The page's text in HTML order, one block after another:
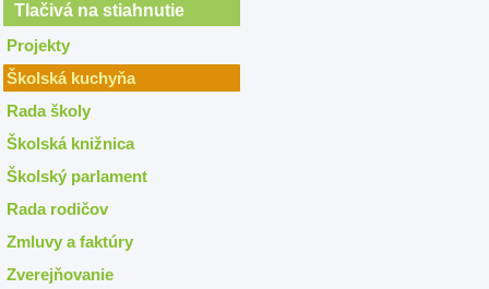
Tlačivá na stiahnutie
Projekty
Školská kuchyňa
Rada školy
Školská knižnica
Školský parlament
Rada rodičov
Zmluvy a faktúry
Zverejňovanie